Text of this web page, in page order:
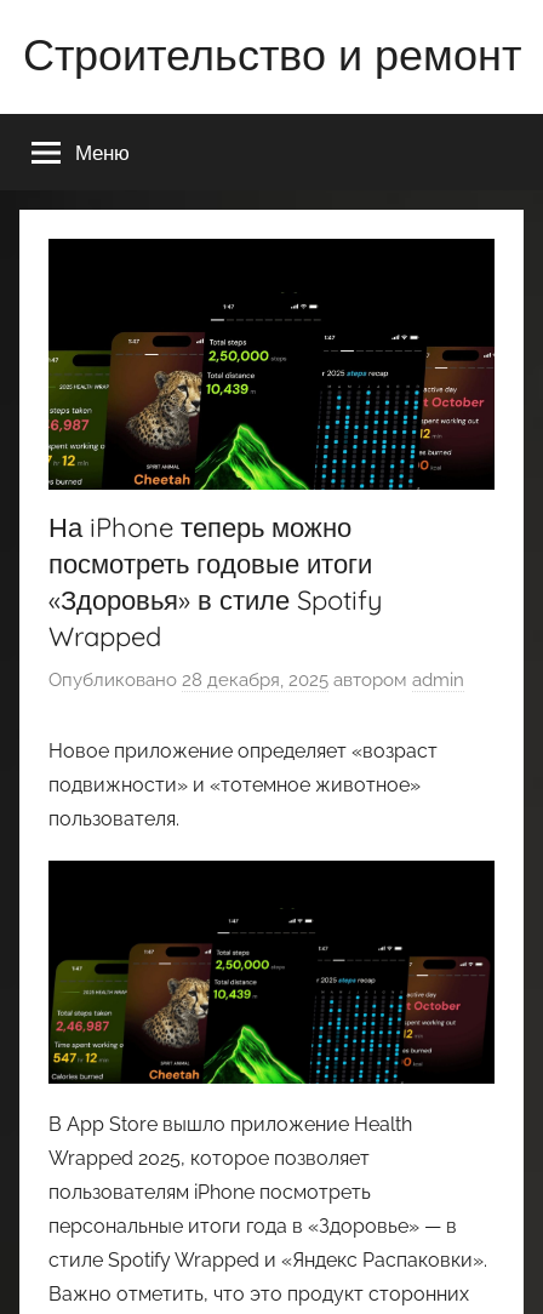
содержимому
Строительство и ремонт
строительстве
ремонте
Вашего
Меню
На iPhone теперь можно
посмотреть годовые итоги
«Здоровья» в стиле Spotify
Wrapped
Опубликовано 28 декабря, 2025 автором admin
Новое приложение определяет «возраст
подвижности» и «тотемное животное»
пользователя.
В App Store вышло приложение Health
Wrapped 2025, которое позволяет
пользователям iPhone посмотреть
персональные итоги года в «Здоровье» — в
стиле Spotify Wrapped и «Яндекс Распаковки».
Важно отметить, что это продукт сторонних